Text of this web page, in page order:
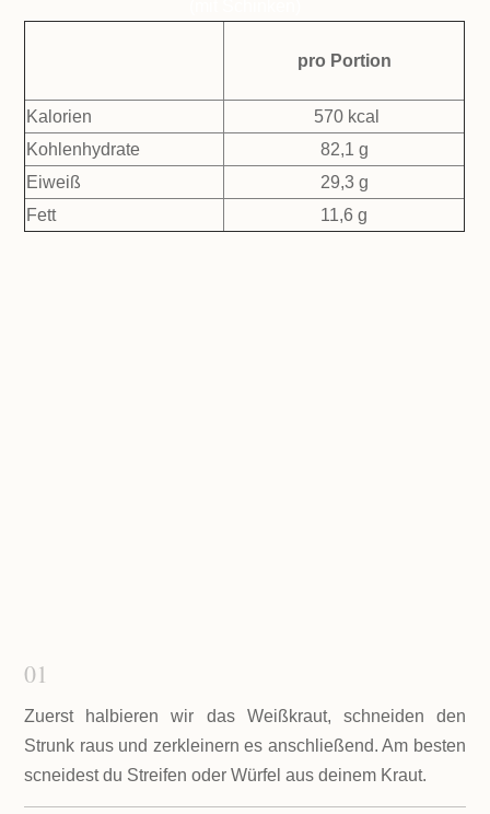
pro Portion
Kalorien
570 kcal
Kohlenhydrate
82,1 g
Eiweiß
29,3 g
Fett
11,6 g
01
Zuerst halbieren wir das Weißkraut, schneiden den
Strunk raus und zerkleinern es anschließend. Am besten
scneidest du Streifen oder Würfel aus deinem Kraut.